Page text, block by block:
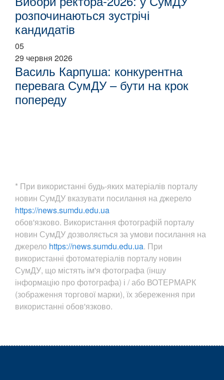
розпочинаються зустрічі
кандидатів
05
29 червня 2026
Василь Карпуша: конкурентна
перевага СумДУ – бути на крок
попереду
* При використанні будь-яких матеріалів порталу
новин СумДУ вказувати посилання на джерело
https://news.sumdu.edu.ua
обов'язково. Використання фотографій порталу
новин СумДУ дозволяється за умови посилання на
джерело https://news.sumdu.edu.ua. При
використанні фотоматеріалів порталу новин
СумДУ, що містять ім'я фотографа (іншу
інформацію про фотографа) і / або ВОТЕРМАРК
(зображення торгової марки), їх збереження при
використанні обов'язково.